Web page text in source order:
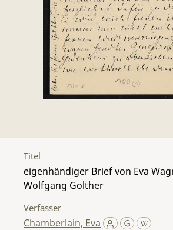
Titel
eigenhändiger Brief von Eva
Wolfgang Golther
Verfasser
Chamberlain, Eva